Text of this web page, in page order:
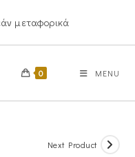
μεταφορικά
0 MENU
Next Product